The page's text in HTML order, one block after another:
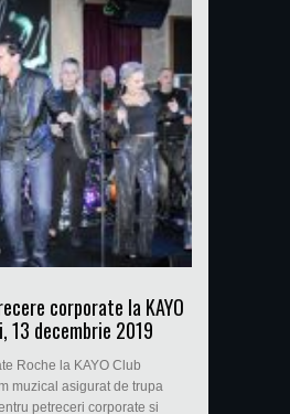
corporate la KAYO
13 decembrie 2019
Roche la KAYO Club
muzical asigurat de trupa
petreceri corporate si